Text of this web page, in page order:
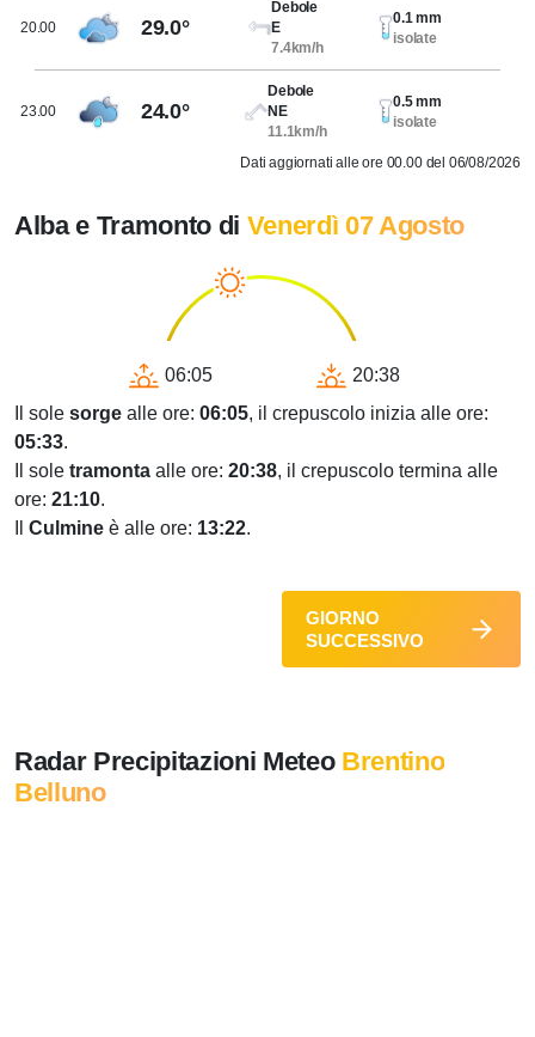
20.00 29.0°
Debole
E
7.4km/h
0.1 mm
isolate
23.00 24.0°
Debole
NE
11.1km/h
0.5 mm
isolate
Dati aggiornati alle ore 00.00 del 06/08/2026
Alba e Tramonto di Venerdì 07 Agosto
06:05
20:38
Il sole sorge alle ore: 06:05, il crepuscolo inizia alle ore:
05:33.
Il sole tramonta alle ore: 20:38, il crepuscolo termina alle
ore: 21:10.
Culmine è alle ore: 13:22.
GIORNO
SUCCESSIVO
Radar Precipitazioni Meteo Brentino
Belluno